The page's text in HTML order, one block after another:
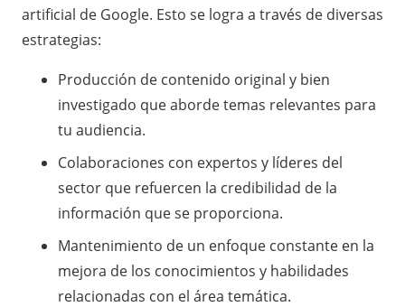
artificial de Google. Esto se logra a través de diversas
estrategias:
Producción de contenido original y bien
investigado que aborde temas relevantes para
tu audiencia.
Colaboraciones con expertos y líderes del
sector que refuercen la credibilidad de la
información que se proporciona.
Mantenimiento de un enfoque constante en la
mejora de los conocimientos y habilidades
relacionadas con el área temática.